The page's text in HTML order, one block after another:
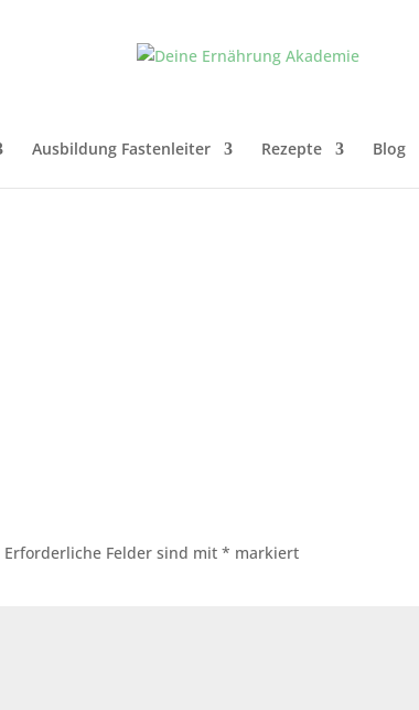
Ausbildung Fastenleiter Rezepte Blog
Erforderliche Felder sind mit* markiert